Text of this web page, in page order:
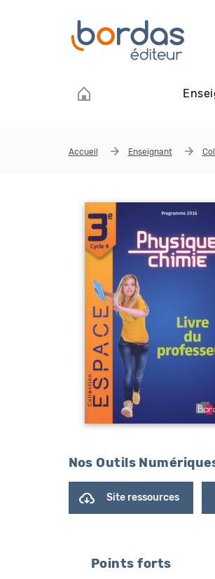
Aller au contenu principal
Accueil Enseignant
Nos Outils
Site ressources
Points forts